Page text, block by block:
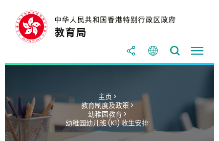
主页 >
教育制度及政策 >
幼稚园教育 >
幼稚园幼儿班 (K1) 收生安排